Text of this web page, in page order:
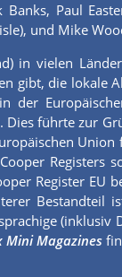
Paul
und Mike
in vielen
gibt, die lokale
der
führte zur
Union
Registers
Register EU
Bestandteil
(inklusiv
Mini Magazines